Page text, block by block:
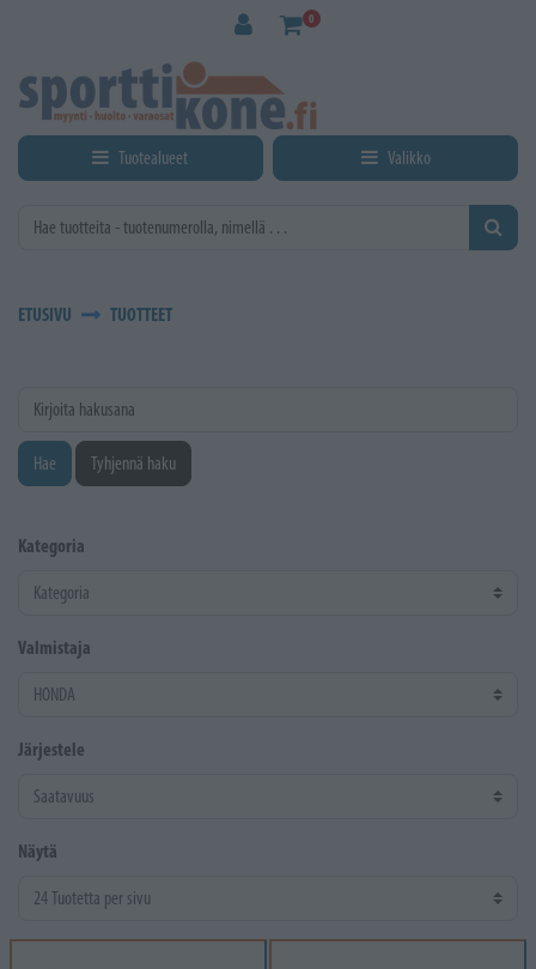
0
Tuotealueet Valikko
ETUSIVU TUOTTEET
Kirjoita hakusana
Hae Tyhjennä haku
Kategoria
Valmistaja
Järjestele
Näytä